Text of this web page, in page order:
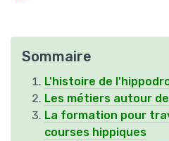
Sommaire
L'histoire de
Les métiers autour
La formation pour
courses hippiques